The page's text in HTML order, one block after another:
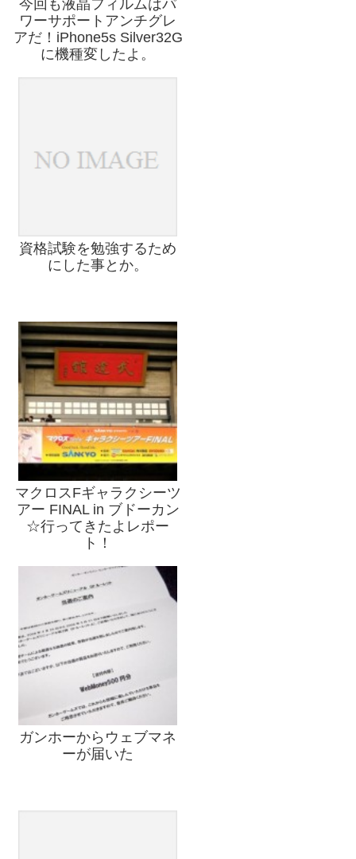
今回も液晶フィルムはパ
ワーサポートアンチグレ
アだ！iPhone5s Silver32G
に機種変したよ。
資格試験を勉強するため
にした事とか。
マクロスFギャラクシーツ
アー FINAL in ブドーカン
☆行ってきたよレポー
ト！
ガンホーからウェブマネ
ーが届いた